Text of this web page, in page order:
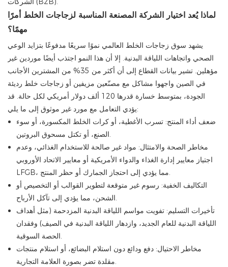
لماذا يُعد اختيار الشركة المصنعة المناسبة لزجاجات الخلط أمرًا
مهمًا؟
يشهد سوق زجاجات الخلط العالمي نموًا سريعًا مدفوعًا بتزايد الوعي
الصحي واتجاهات اللياقة البدنية. إلا أن هذا النمو اجتذب أيضًا موردين غير
مؤهلين. تشير بيانات القطاع إلى أن أكثر من 35% من المشترين الأجانب
في الصين واجهوا مشاكل مع مصنّعين مزيفين أو زجاجات خلط رديئة
الجودة، بمتوسط ​​خسارة قدرها 120 ألف دولار أمريكي لكل حالة. قد
يؤدي التعامل مع مورد غير موثوق إلى ما يلي:
ضعف أداء المنتج: تسرب الأغطية، أو كرات الخلط المكسورة، أو سوء
الصنع، أو تكتل مسحوق البروتين.
مخاطر الصحة والامتثال: مواد غير صالحة للاستخدام الغذائي، وعدم
اجتياز معايير إدارة الغذاء والدواء الأمريكية أو معايير الاتحاد الأوروبي
LFGB، مما يؤدي إلى احتجاز الجمارك أو حظر المنتج.
التكاليف الخفية: رسوم غير متوقعة لتطوير القوالب أو التخصيص أو
الشحن، مما يؤدي إلى تآكل الأرباح.
تأخيرات التسليم: تفويت مواسم اللياقة البدنية المزدحمة (مثل أهداف
اللياقة البدنية للعام الجديد، وازدهار اللياقة البدنية في الصيف) وفقدان
الحصة السوقية.
مخاطر الاحتيال: دفع ودائع دون استلام البضائع، أو استلام منتجات
مقلدة تضر بصورة العلامة التجارية.